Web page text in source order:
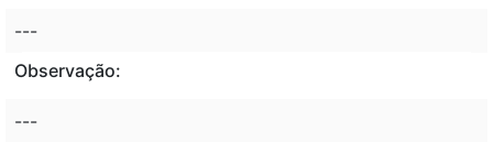
---
Observação:
---